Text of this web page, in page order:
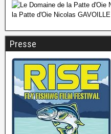
la Patte d'Oie Nicolas GAVOILLE
Presse